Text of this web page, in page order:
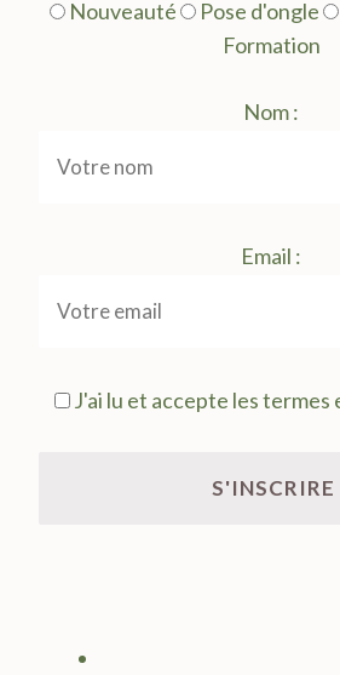
Nouveauté Pose d'ongle
Formation
Nom :
Email :
J'ai lu et accepte les termes